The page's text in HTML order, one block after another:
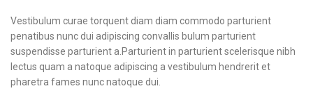
Vestibulum curae torquent diam diam commodo parturient
penatibus nunc dui adipiscing convallis bulum parturient
suspendisse parturient a.Parturient in parturient scelerisque nibh
lectus quam a natoque adipiscing a vestibulum hendrerit et
pharetra fames nunc natoque dui.